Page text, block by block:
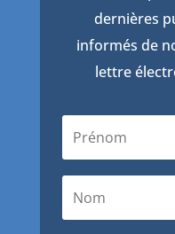
dernières
informés de
lettre